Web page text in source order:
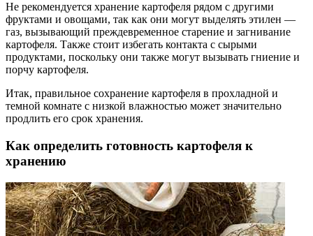
Не рекомендуется хранение картофеля рядом с другими
фруктами и овощами, так как они могут выделять этилен —
газ, вызывающий преждевременное старение и загнивание
картофеля. Также стоит избегать контакта с сырыми
продуктами, поскольку они также могут вызывать гниение и
порчу картофеля.
Итак, правильное сохранение картофеля в прохладной и
темной комнате с низкой влажностью может значительно
продлить его срок хранения.
Как определить готовность картофеля к
хранению